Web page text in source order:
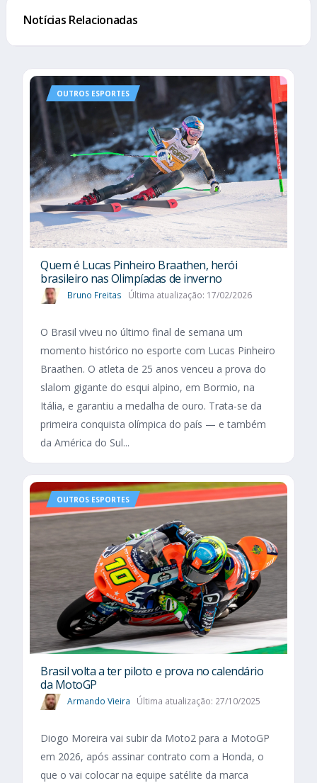
Notícias Relacionadas
OUTROS ESPORTES
Quem é Lucas Pinheiro Braathen, herói
brasileiro nas Olimpíadas de inverno
Bruno Freitas Última atualização: 17/02/2026
O Brasil viveu no último final de semana um
momento histórico no esporte com Lucas Pinheiro
Braathen. O atleta de 25 anos venceu a prova do
slalom gigante do esqui alpino, em Bormio, na
Itália, e garantiu a medalha de ouro. Trata-se da
primeira conquista olímpica do país — e também
da América do Sul...
OUTROS ESPORTES
Brasil volta a ter piloto e prova no calendário
da MotoGP
Armando Vieira Última atualização: 27/10/2025
Diogo Moreira vai subir da Moto2 para a MotoGP
em 2026, após assinar contrato com a Honda, o
que o vai colocar na equipe satélite da marca